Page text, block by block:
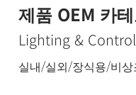
제품 OEM 카
Lighting &
실내/실외/장식용/비